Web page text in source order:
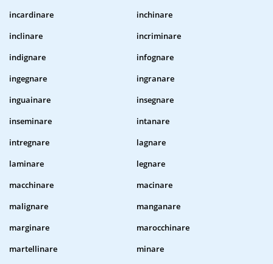
incardinare
inchinare
inclinare
incriminare
indignare
infognare
ingegnare
ingranare
inguainare
insegnare
inseminare
intanare
intregnare
lagnare
laminare
legnare
macchinare
macinare
malignare
manganare
marginare
marocchinare
martellinare
minare